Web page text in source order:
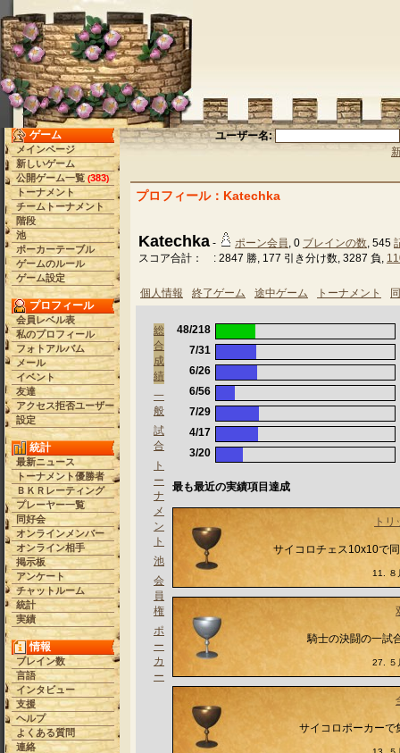
ゲーム
メインページ
新しいゲーム
公開ゲーム一覧 (383)
トーナメント
チームトーナメント
階段
池
ポーカーテーブル
ゲームのルール
ゲーム設定
プロフィール
会員レベル表
私のプロフィール
フォトアルバム
メール
イベント
友達
アクセス拒否ユーザー
設定
統計
最新ニュース
トーナメント優勝者
ＢＫＲレーティング
プレーヤー一覧
同好会
オンラインメンバー
オンライン相手
掲示板
アンケート
チャットルーム
統計
実績
情報
ブレイン数
言語
インタビュー
支援
ヘルプ
よくある質問
連絡
ユーザー名:
プロフィール：Katechka
Katechka - ポーン会員, 0 ブレインの数, 545
スコア合計： : 2847 勝, 177 引き分け数, 3287 負,
個人情報 終了ゲーム 途中ゲーム トーナメント
総
合
成
績
一
般
試
合
ト
ー
ナ
メ
ン
ト
池
会
員
権
ポ
ー
カ
ー
48/218
7/31
6/26
6/56
7/29
4/17
3/20
最も最近の実績項目達成
ト
サイコロチェス10x10で
11. ８
騎士の決闘の一試
27. ５
サイコロポーカーで